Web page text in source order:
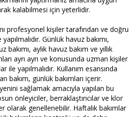
kalabilmesi için yeterlidir.
profesyonel kişiler tarafından ve doğru
Günlük havuz bakımı,
bakımı, aylık havuz bakım ve yıllık
ayrı ayrı ve konusunda uzman kişiler
ile yapılmalıdır. Kullanım esansında
bakım, günlük bakımları içerir.
sağlamak amacıyla yapılan bu
önleyiciler, berraklaştırıcılar ve klor
olarak genellenebilir. Haftalık bakımlar